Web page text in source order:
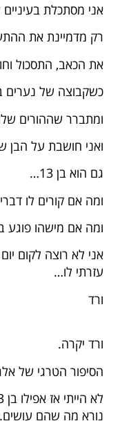
אני מסתכלת
רק מדמיינת את
את הכאב, התסכול
כשקבוצה של נערים
ומתברר שההורים
ואני חושבת על הבן
גם הוא בן 13…
ומה אם קורים לו
ומה אם מישהו
אני לא רוצה לקום
עזרתי לו…
ורד
ורד יקרה.
הסיפור הטרגי של
נורא מה שהם עושים.